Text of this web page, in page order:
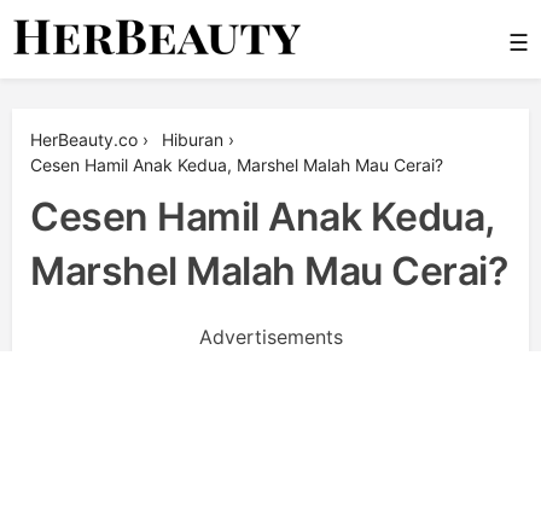
Skip
☰
HerBeauty.co › Hiburan ›
Cesen Hamil Anak Kedua, Marshel Malah Mau Cerai?
Cesen Hamil Anak Kedua,
Marshel Malah Mau Cerai?
Advertisements